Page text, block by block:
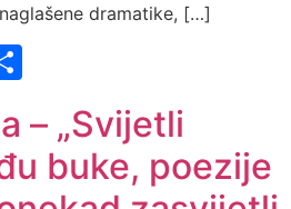
dramatike, […]
– „Svijetli
buke, poezije